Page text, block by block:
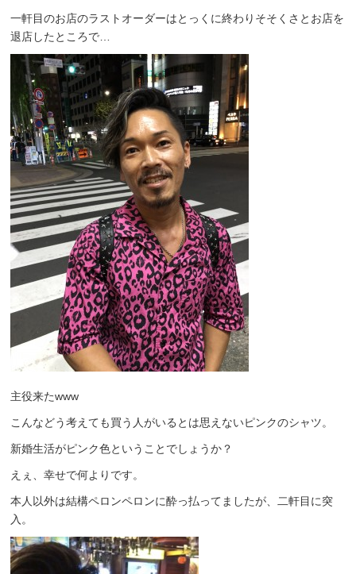
一軒目のお店のラストオーダーはとっくに終わりそそくさとお店を
退店したところで…
主役来たwww
こんなどう考えても買う人がいるとは思えないピンクのシャツ。
新婚生活がピンク色ということでしょうか？
えぇ、幸せで何よりです。
本人以外は結構ペロンペロンに酔っ払ってましたが、二軒目に突
入。